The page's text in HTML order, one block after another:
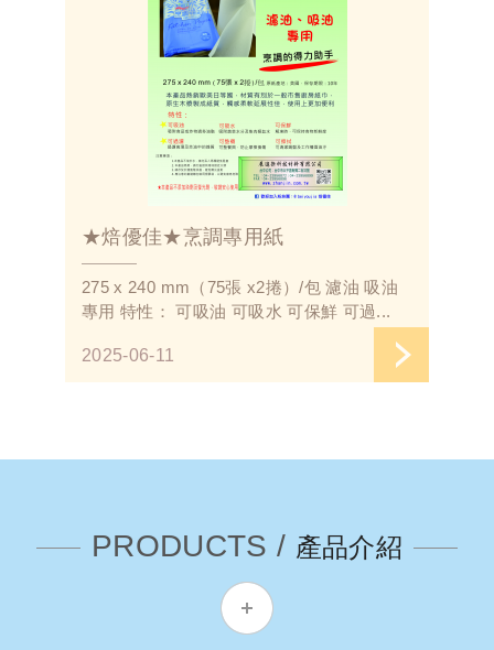
★焙優佳★烹調專用紙
275 x 240 mm（75張 x2捲）/包 濾油 吸油
專用 特性： 可吸油 可吸水 可保鮮 可過...
2025-06-11
PRODUCTS / 產品介紹